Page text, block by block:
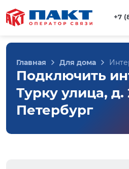
+7
Главная Для дома
Подключить
Турку улица, д.
Петербург